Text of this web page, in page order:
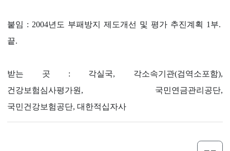
붙임 : 2004년도 부패방지 제도개선 및 평가 추진계획 1부.
끝.
받는 곳 : 각실국, 각소속기관(검역소포함),
건강보험심사평가원, 국민연금관리공단,
국민건강보험공단, 대한적십자사